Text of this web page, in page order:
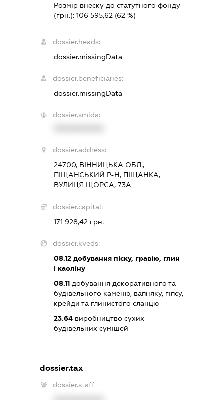
Розмір внеску до статутного фонду
(грн.):106 595,62 (62 %)
dossier.heads:
dossier.missingData
dossier.beneficiaries:
dossier.missingData
dossier.smida:
dossier.address:
24700, ВІННИЦЬКА ОБЛ.,
ПІЩАНСЬКИЙ Р-Н, ПІЩАНКА,
ВУЛИЦЯ ЩОРСА, 73А
dossier.capital:
171 928,42 грн.
dossier.kveds:
08.12 добування піску, гравію, глин
і каоліну
08.11 добування декоративного та
будівельного каменю, вапняку, гіпсу,
крейди та глинистого сланцю
23.64 виробництво сухих
будівельних сумішей
dossier.tax
dossier.staff